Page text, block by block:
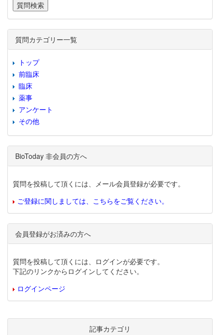
質問カテゴリー一覧
トップ
前臨床
臨床
薬事
アンケート
その他
BioToday 非会員の方へ
質問を投稿して頂くには、メール会員登録が必要です。
ご登録に関しましては、こちらをご覧ください。
会員登録がお済みの方へ
質問を投稿して頂くには、ログインが必要です。
下記のリンクからログインしてください。
ログインページ
記事カテゴリ